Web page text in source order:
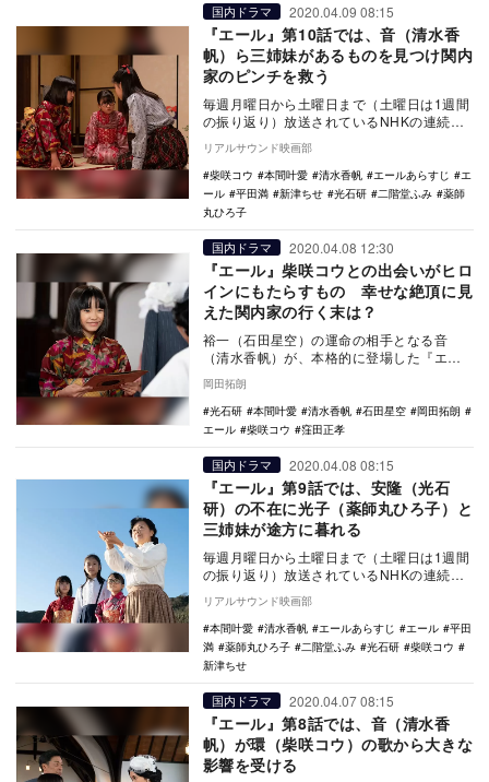
国内ドラマ 2020.04.09 08:15
『エール』第10話では、音（清水香
帆）ら三姉妹があるものを見つけ関内
家のピンチを救う
毎週月曜日から土曜日まで（土曜日は1週間
の振り返り）放送されているNHKの連続テ
レビ小説『エール』。4月10日放送の第10
話では…
リアルサウンド映画部
柴咲コウ
本間叶愛 清水香帆 エールあらすじ
エ
ール
平田満 新津ちせ 光石研 二階堂ふみ
薬師
丸ひろ子
国内ドラマ 2020.04.08 12:30
『エール』柴咲コウとの出会いがヒロ
インにもたらすもの 幸せな絶頂に見
えた関内家の行く末は？
裕一（石田星空）の運命の相手となる音
（清水香帆）が、本格的に登場した『エー
的に活躍する…
岡田拓朗
光石研
本間叶愛 清水香帆 石田星空
岡田拓朗
エール
柴咲コウ 窪田正孝
国内ドラマ 2020.04.08 08:15
『エール』第9話では、安隆（光石
研）の不在に光子（薬師丸ひろ子）と
三姉妹が途方に暮れる
毎週月曜日から土曜日まで（土曜日は1週間
の振り返り）放送されているNHKの連続テ
レビ小説『エール』。4月9日放送の第9話で
は、光…
リアルサウンド映画部
本間叶愛
清水香帆 エールあらすじ エール
平田
満
薬師丸ひろ子 二階堂ふみ 光石研
柴咲コウ
新津ちせ
国内ドラマ 2020.04.07 08:15
『エール』第8話では、音（清水香
帆）が環（柴咲コウ）の歌から大きな
影響を受ける